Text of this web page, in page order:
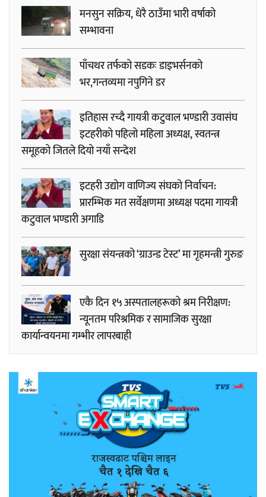
मनसुन सक्रिय, धेरै ठाउँमा भारी वर्षाको
सम्भावना
पाँचथर तर्फको सडकः डाइभर्सनको
भर,गन्तव्यमा नपुगिने डर
इतिहास रच्दै गायत्री कटुवाल भण्डारी उवासंघ
इटहरीको पहिलो महिला अध्यक्ष, स्वतन्त्र
समूहको जितले दियो नयाँ सन्देश
इटहरी उद्योग वाणिज्य संघको निर्वाचन:
प्रारम्भिक मत सर्वेक्षणमा अध्यक्ष पदमा गायत्री
कटुवाल भण्डारी अगाडि
सुरक्षा संयन्त्रको ‘ग्राउन्ड टेस्ट’ मा गृहमन्त्री गुरुङ
एकै दिन १५ अस्पतालहरूको श्रम निरीक्षण:
न्यूनतम परिश्रमिक र सामाजिक सुरक्षा
कार्यान्वयनमा गम्भीर लापरबाही